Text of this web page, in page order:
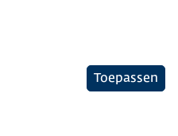
Toepassen